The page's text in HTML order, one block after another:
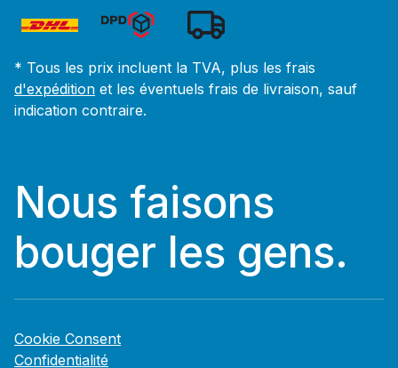
* Tous les prix incluent la TVA, plus les frais
d'expédition et les éventuels frais de livraison, sauf
indication contraire.
Nous faisons
bouger les gens.
Cookie Consent
Confidentialité